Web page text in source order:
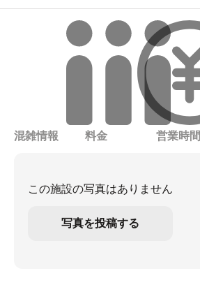
混雑情報 料金 営業時間
この施設の写真はありません
写真を投稿する